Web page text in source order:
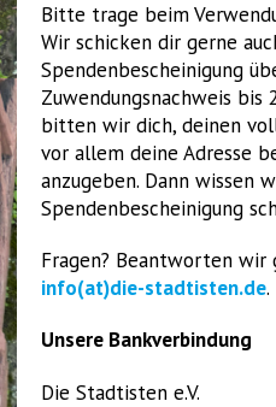
Bitte trage beim
Wir schicken dir gerne
Spendenbescheinigung
Zuwendungsnachweis bis
bitten wir dich, deinen
vor allem deine Adresse
anzugeben. Dann wissen
Spendenbescheinigung
Fragen? Beantworten wir
info(at)die-stadtisten.de.
Unsere Bankverbindung
Die Stadtisten e.V.